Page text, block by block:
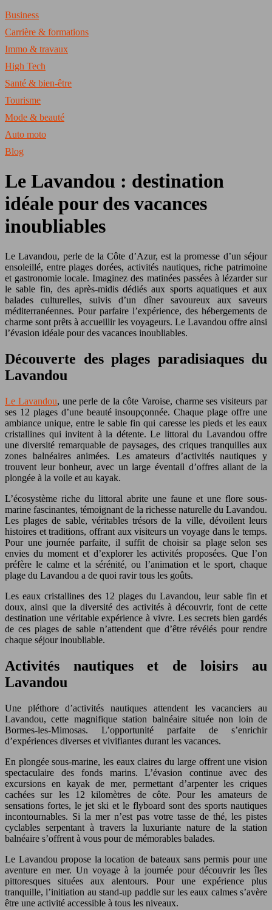
Business
Carrière & formations
Immo & travaux
High Tech
Santé & bien-être
Tourisme
Mode & beauté
Auto moto
Blog
Le Lavandou : destination
idéale pour des vacances
inoubliables
Le Lavandou, perle de la Côte d’Azur, est la promesse d’un séjour
ensoleillé, entre plages dorées, activités nautiques, riche patrimoine
et gastronomie locale. Imaginez des matinées passées à lézarder sur
le sable fin, des après-midis dédiés aux sports aquatiques et aux
balades culturelles, suivis d’un dîner savoureux aux saveurs
méditerranéennes. Pour parfaire l’expérience, des hébergements de
charme sont prêts à accueillir les voyageurs. Le Lavandou offre ainsi
l’évasion idéale pour des vacances inoubliables.
Découverte des plages paradisiaques du
Lavandou
Le Lavandou, une perle de la côte Varoise, charme ses visiteurs par
ses 12 plages d’une beauté insoupçonnée. Chaque plage offre une
ambiance unique, entre le sable fin qui caresse les pieds et les eaux
cristallines qui invitent à la détente. Le littoral du Lavandou offre
une diversité remarquable de paysages, des criques tranquilles aux
zones balnéaires animées. Les amateurs d’activités nautiques y
trouvent leur bonheur, avec un large éventail d’offres allant de la
plongée à la voile et au kayak.
L’écosystème riche du littoral abrite une faune et une flore sous-
marine fascinantes, témoignant de la richesse naturelle du Lavandou.
Les plages de sable, véritables trésors de la ville, dévoilent leurs
histoires et traditions, offrant aux visiteurs un voyage dans le temps.
Pour une journée parfaite, il suffit de choisir sa plage selon ses
envies du moment et d’explorer les activités proposées. Que l’on
préfère le calme et la sérénité, ou l’animation et le sport, chaque
plage du Lavandou a de quoi ravir tous les goûts.
Les eaux cristallines des 12 plages du Lavandou, leur sable fin et
doux, ainsi que la diversité des activités à découvrir, font de cette
destination une véritable expérience à vivre. Les secrets bien gardés
de ces plages de sable n’attendent que d’être révélés pour rendre
chaque séjour inoubliable.
Activités nautiques et de loisirs au
Lavandou
Une pléthore d’activités nautiques attendent les vacanciers au
Lavandou, cette magnifique station balnéaire située non loin de
Bormes-les-Mimosas. L’opportunité parfaite de s’enrichir
d’expériences diverses et vivifiantes durant les vacances.
En plongée sous-marine, les eaux claires du large offrent une vision
spectaculaire des fonds marins. L’évasion continue avec des
excursions en kayak de mer, permettant d’arpenter les criques
cachées sur les 12 kilomètres de côte. Pour les amateurs de
sensations fortes, le jet ski et le flyboard sont des sports nautiques
incontournables. Si la mer n’est pas votre tasse de thé, les pistes
cyclables serpentant à travers la luxuriante nature de la station
balnéaire s’offrent à vous pour de mémorables balades.
Le Lavandou propose la location de bateaux sans permis pour une
aventure en mer. Un voyage à la journée pour découvrir les îles
pittoresques situées aux alentours. Pour une expérience plus
tranquille, l’initiation au stand-up paddle sur les eaux calmes s’avère
être une activité accessible à tous les niveaux.